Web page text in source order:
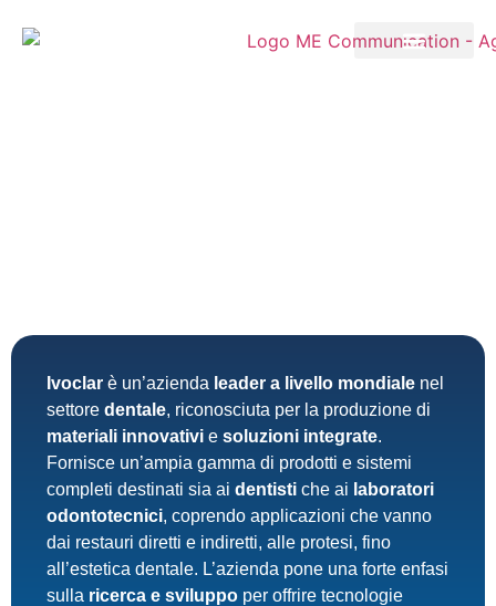
Ivoclar è un’azienda leader a livello mondiale nel
settore dentale, riconosciuta per la produzione di
materiali innovativi e soluzioni integrate.
Fornisce un’ampia gamma di prodotti e sistemi
completi destinati sia ai dentisti che ai laboratori
odontotecnici, coprendo applicazioni che vanno
dai restauri diretti e indiretti, alle protesi, fino
all’estetica dentale. L’azienda pone una forte enfasi
sulla ricerca e sviluppo per offrire tecnologie